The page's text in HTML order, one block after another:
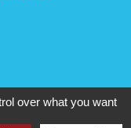
over what you want